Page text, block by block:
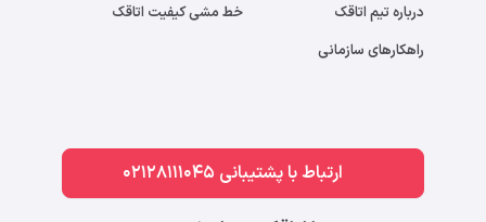
درباره تیم اتاقک
راهکارهای سازمانی
خط مشی کیفیت اتاقک
ارتباط با پشتیبانی 02128111045